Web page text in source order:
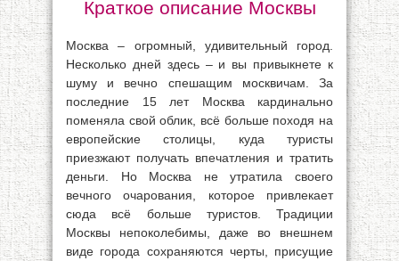
Краткое описание Москвы
Москва – огромный, удивительный город.
Несколько дней здесь – и вы привыкнете к
шуму и вечно спешащим москвичам. За
последние 15 лет Москва кардинально
поменяла свой облик, всё больше походя на
европейские столицы, куда туристы
приезжают получать впечатления и тратить
деньги. Но Москва не утратила своего
вечного очарования, которое привлекает
сюда всё больше туристов. Традиции
Москвы непоколебимы, даже во внешнем
виде города сохраняются черты, присущие